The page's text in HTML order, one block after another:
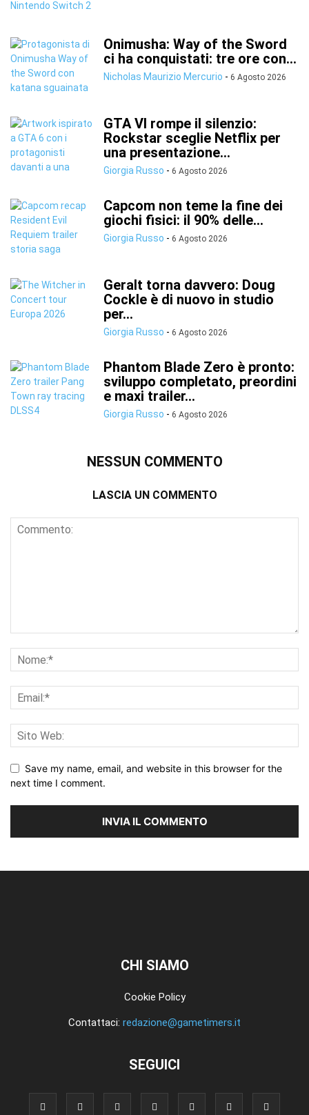
Onimusha: Way of the Sword
ci ha conquistati: tre ore con...
Nicholas Maurizio Mercurio - 6 Agosto 2026
GTA VI rompe il silenzio:
Rockstar sceglie Netflix per
una presentazione...
Giorgia Russo - 6 Agosto 2026
Capcom non teme la fine dei
giochi fisici: il 90% delle...
Giorgia Russo - 6 Agosto 2026
Geralt torna davvero: Doug
Cockle è di nuovo in studio
per...
Giorgia Russo - 6 Agosto 2026
Phantom Blade Zero è pronto:
sviluppo completato, preordini
e maxi trailer...
Giorgia Russo - 6 Agosto 2026
NESSUN COMMENTO
LASCIA UN COMMENTO
Save my name, email, and website in this browser for the
next time I comment.
CHI SIAMO
Cookie Policy
Contattaci: redazione@gametimers.it
SEGUICI